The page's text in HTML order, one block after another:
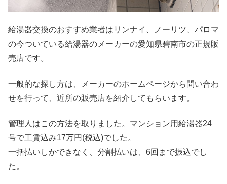
給湯器交換のおすすめ業者はリンナイ、ノーリツ、パロマ
の今ついている給湯器のメーカーの愛知県碧南市の正規販
売店です。
一般的な探し方は、メーカーのホームページから問い合わ
せを行って、近所の販売店を紹介してもらいます。
管理人はこの方法を取りました。マンション用給湯器24
号で工賃込み17万円(税込)でした。
一括払いしかできなく、分割払いは、6回まで振込でし
た。